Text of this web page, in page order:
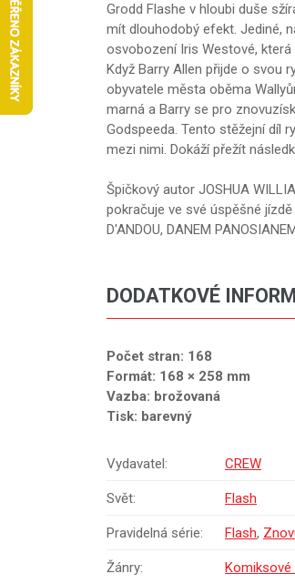
Grodd Flashe v hloubi duše
mít dlouhodobý efekt. Jediné,
osvobození Iris Westové,
Když Barry Allen přijde o svou
obyvatele města oběma
marná a Barry se pro
Godspeeda. Tento stěžejní díl
mezi nimi. Dokáží přežít
Špičkový autor JOSHUA
pokračuje ve své úspěšné jízdě
D'ANDOU, DANEM
DODATKOVÉ
Počet stran: 168
Formát: 168 × 258 mm
Vazba: brožovaná
Tisk: barevný
Vydavatel: CREW
Svět: Flash
Pravidelná série: Flash,
Žánry: Komiksové